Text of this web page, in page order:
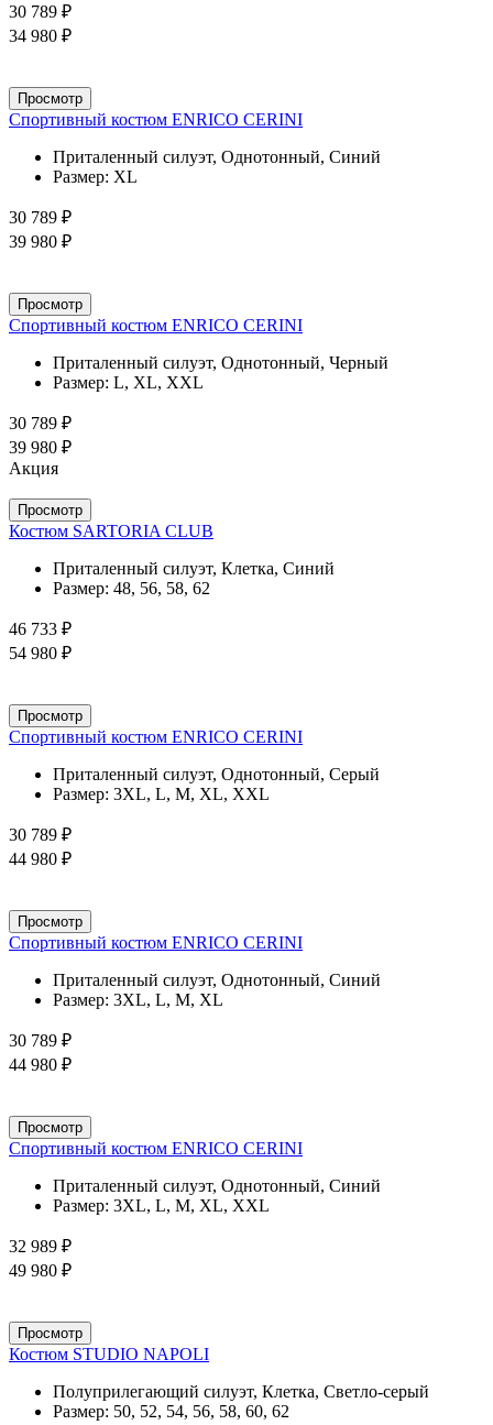
30 789 ₽
34 980 ₽
Просмотр
Спортивный костюм ENRICO CERINI
Приталенный силуэт, Однотонный, Синий
Размер: XL
30 789 ₽
39 980 ₽
Просмотр
Спортивный костюм ENRICO CERINI
Приталенный силуэт, Однотонный, Черный
Размер: L, XL, XXL
30 789 ₽
39 980 ₽
Акция
Просмотр
Костюм SARTORIA CLUB
Приталенный силуэт, Клетка, Синий
Размер: 48, 56, 58, 62
46 733 ₽
54 980 ₽
Просмотр
Спортивный костюм ENRICO CERINI
Приталенный силуэт, Однотонный, Серый
Размер: 3XL, L, M, XL, XXL
30 789 ₽
44 980 ₽
Просмотр
Спортивный костюм ENRICO CERINI
Приталенный силуэт, Однотонный, Синий
Размер: 3XL, L, M, XL
30 789 ₽
44 980 ₽
Просмотр
Спортивный костюм ENRICO CERINI
Приталенный силуэт, Однотонный, Синий
Размер: 3XL, L, M, XL, XXL
32 989 ₽
49 980 ₽
Просмотр
Костюм STUDIO NAPOLI
Полуприлегающий силуэт, Клетка, Светло-серый
Размер: 50, 52, 54, 56, 58, 60, 62